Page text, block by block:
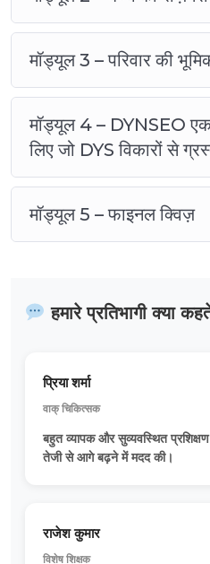
मॉड्यूल 3 – परिवार की
मॉड्यूल 4 – DYNSEO
लिए जो DYS विकारों से
मॉड्यूल 5 – फाइनल क्विज़
हमारे प्रतिभागी क्या
प्रिया शर्मा
वाक् चिकित्सक
बहुत व्यापक और सुव्यवस्थित
तेजी से आगे बढ़ने में मदद की।
राजेश कुमार
विशेष शिक्षक